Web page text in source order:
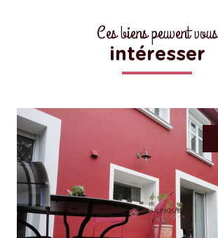
Ces biens peuvent vous
intéresser
voir le bien